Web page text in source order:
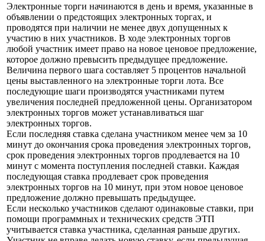
Электронные торги начинаются в день и время, указанные в
объявлении о предстоящих электронных торгах, и
проводятся при наличии не менее двух допущенных к
участию в них участников. В ходе электронных торгов
любой участник имеет право на новое ценовое предложение,
которое должно превысить предыдущее предложение.
Величина первого шага составляет 5 процентов начальной
цены выставленного на электронные торги лота. Все
последующие шаги производятся участниками путем
увеличения последней предложенной цены. Организатором
электронных торгов может устанавливаться шаг
электронных торгов.
Если последняя ставка сделана участником менее чем за 10
минут до окончания срока проведения электронных торгов,
срок проведения электронных торгов продлевается на 10
минут с момента поступления последней ставки. Каждая
последующая ставка продлевает срок проведения
электронных торгов на 10 минут, при этом новое ценовое
предложение должно превышать предыдущее.
Если несколько участников сделают одинаковые ставки, при
помощи программных и технических средств ЭТП
учитывается ставка участника, сделанная раньше других.